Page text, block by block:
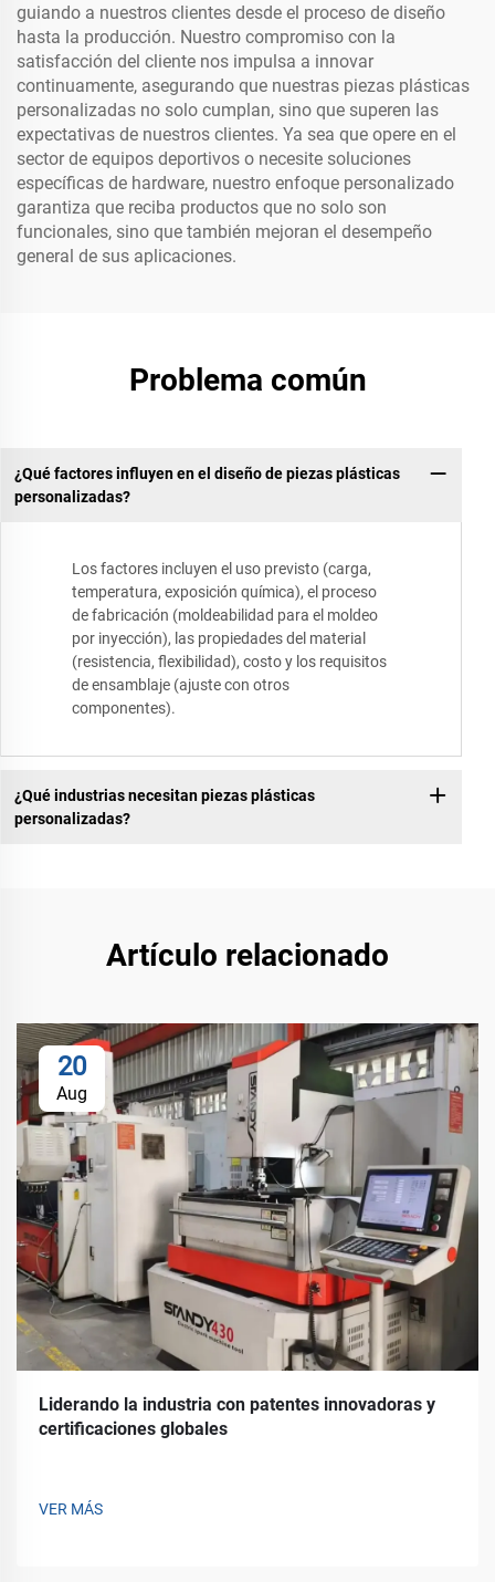
guiando a nuestros clientes desde el proceso de diseño
hasta la producción. Nuestro compromiso con la
satisfacción del cliente nos impulsa a innovar
continuamente, asegurando que nuestras piezas plásticas
personalizadas no solo cumplan, sino que superen las
expectativas de nuestros clientes. Ya sea que opere en el
sector de equipos deportivos o necesite soluciones
específicas de hardware, nuestro enfoque personalizado
garantiza que reciba productos que no solo son
funcionales, sino que también mejoran el desempeño
general de sus aplicaciones.
Problema común
¿Qué factores influyen en el diseño de piezas plásticas
personalizadas?
Los factores incluyen el uso previsto (carga,
temperatura, exposición química), el proceso
de fabricación (moldeabilidad para el moldeo
por inyección), las propiedades del material
(resistencia, flexibilidad), costo y los requisitos
de ensamblaje (ajuste con otros
componentes).
¿Qué industrias necesitan piezas plásticas
personalizadas?
Artículo relacionado
20
Aug
Liderando la industria con patentes innovadoras y
certificaciones globales
VER MÁS